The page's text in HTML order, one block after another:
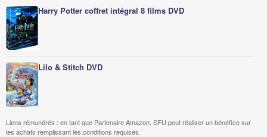
Harry Potter coffret intégral 8 films DVD
Lilo & Stitch DVD
Liens rémunérés : en tant que Partenaire Amazon, SFU peut réaliser un bénéfice sur
les achats remplissant les conditions requises.